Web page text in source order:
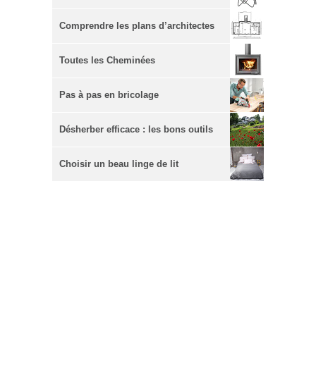
Comprendre les plans d’architectes
Toutes les Cheminées
Pas à pas en bricolage
Désherber efficace : les bons outils
Choisir un beau linge de lit